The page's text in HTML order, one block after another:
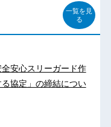
一覧を見
る
安心スリーガード作
協定」の締結につい